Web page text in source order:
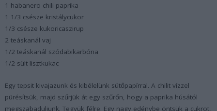
1 habanero chili paprika
1 1/3 csésze kristálycukor
1/3 csésze kukoricaszirup
2 teáskanál vaj
1/2 teáskanál szódabikarbóna
1/2 sült lisztkukac
Egy tepsit kivajazunk és kibélelünk sütőpapírral. A chilit vízzel
pürésítsük, majd szűrjük át egy szűrőn, hogy a paprika húsától
megszabaduljunk. Tegyük félre. Egy nagy edénybe öntsük a cukrot,